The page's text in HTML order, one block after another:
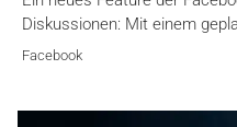
Diskussionen: Mit einem
Facebook